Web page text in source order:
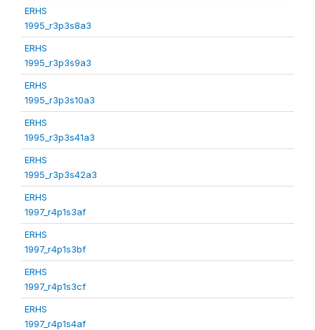
ERHS
1995_r3p3s8a3
ERHS
1995_r3p3s9a3
ERHS
1995_r3p3s10a3
ERHS
1995_r3p3s41a3
ERHS
1995_r3p3s42a3
ERHS
1997_r4p1s3af
ERHS
1997_r4p1s3bf
ERHS
1997_r4p1s3cf
ERHS
1997_r4p1s4af